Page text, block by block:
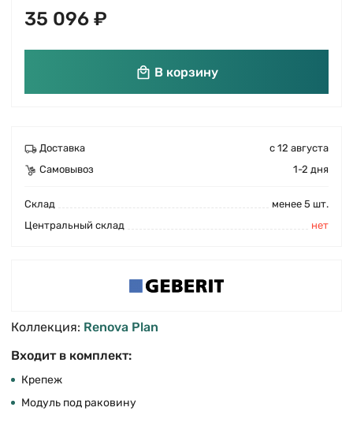
35 096 ₽
В корзину
Доставка
с 12 августа
Самовывоз
1-2 дня
Cклад
менее 5 шт.
Центральный склад
нет
Коллекция: Renova Plan
Входит в комплект:
Крепеж
Модуль под раковину